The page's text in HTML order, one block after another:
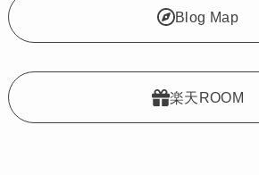
Blog Map
楽天ROOM